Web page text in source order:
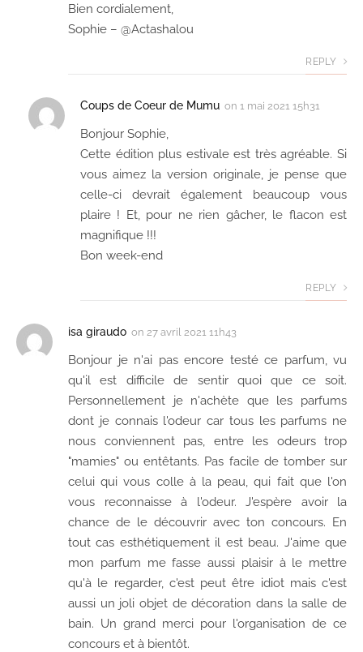
Bien cordialement,
Sophie – @Actashalou
REPLY
Coups de Coeur de Mumu on 1 mai 2021 15h31
Bonjour Sophie,
Cette édition plus estivale est très agréable. Si
vous aimez la version originale, je pense que
celle-ci devrait également beaucoup vous
plaire ! Et, pour ne rien gâcher, le flacon est
magnifique !!!
Bon week-end
REPLY
isa giraudo on 27 avril 2021 11h43
Bonjour je n'ai pas encore testé ce parfum, vu
qu'il est difficile de sentir quoi que ce soit.
Personnellement je n'achète que les parfums
dont je connais l'odeur car tous les parfums ne
nous conviennent pas, entre les odeurs trop
"mamies" ou entêtants. Pas facile de tomber sur
celui qui vous colle à la peau, qui fait que l'on
vous reconnaisse à l'odeur. J'espère avoir la
chance de le découvrir avec ton concours. En
tout cas esthétiquement il est beau. J'aime que
mon parfum me fasse aussi plaisir à le mettre
qu'à le regarder, c'est peut être idiot mais c'est
aussi un joli objet de décoration dans la salle de
bain. Un grand merci pour l'organisation de ce
concours et à bientôt.